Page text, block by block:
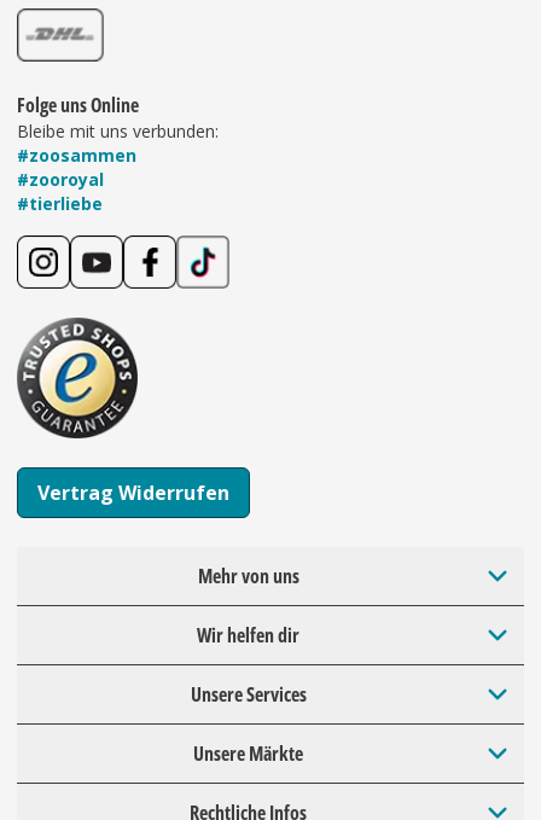
Folge uns Online
Bleibe mit uns verbunden:
#zoosammen
#zooroyal
#tierliebe
Vertrag Widerrufen
Mehr von uns
Wir helfen dir
Unsere Services
Unsere Märkte
Rechtliche Infos